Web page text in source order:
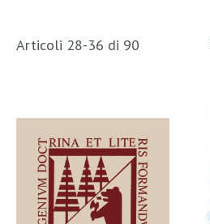
Articoli 28-36 di 90